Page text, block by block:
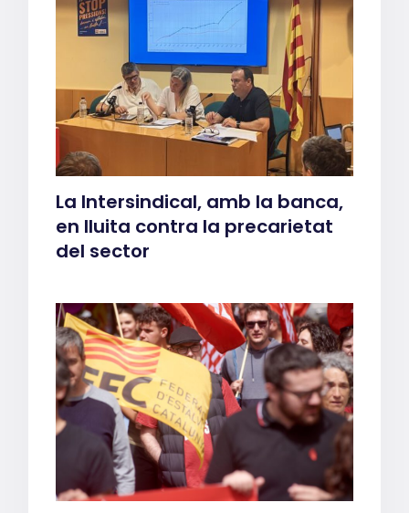
La Intersindical, amb la banca,
en lluita contra la precarietat
del sector